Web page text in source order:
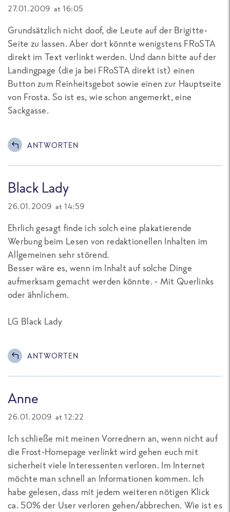
27.01.2009 at 16:05
Grundsätzlich nicht doof, die Leute auf der Brigitte-
Seite zu lassen. Aber dort könnte wenigstens FRoSTA
direkt im Text verlinkt werden. Und dann bitte auf der
Landingpage (die ja bei FRoSTA direkt ist) einen
Button zum Reinheitsgebot sowie einen zur Hauptseite
von Frosta. So ist es, wie schon angemerkt, eine
Sackgasse.
ANTWORTEN
Black Lady
26.01.2009 at 14:59
Ehrlich gesagt finde ich solch eine plakatierende
Werbung beim Lesen von redaktionellen Inhalten im
Allgemeinen sehr störend.
Besser wäre es, wenn im Inhalt auf solche Dinge
aufmerksam gemacht werden könnte. - Mit Querlinks
oder ähnlichem.
LG Black Lady
ANTWORTEN
Anne
26.01.2009 at 12:22
Ich schließe mit meinen Vorrednern an, wenn nicht auf
die Frost-Homepage verlinkt wird gehen euch mit
sicherheit viele Interessenten verloren. Im Internet
möchte man schnell an Informationen kommen. Ich
habe gelesen, dass mit jedem weiteren nötigen Klick
ca. 50% der User verloren gehen/abbrechen. Wie ist es